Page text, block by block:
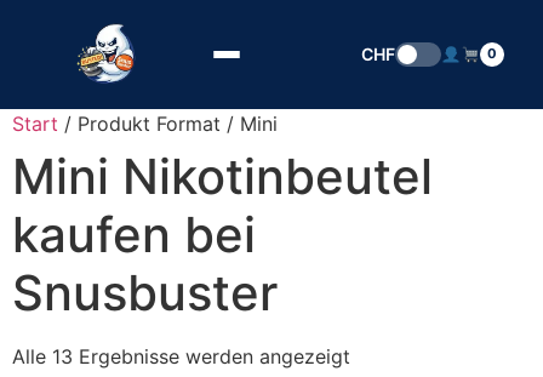
CHF 0
Start / Produkt Format / Mini
Mini Nikotinbeutel
kaufen bei
Snusbuster
Alle 13 Ergebnisse werden angezeigt